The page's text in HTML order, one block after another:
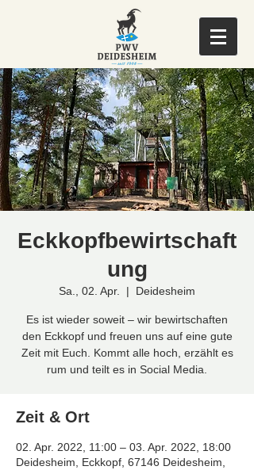
Eckkopfbewirtschaft
ung
Sa., 02. Apr.
  |
Deidesheim
Es ist wieder soweit – wir bewirtschaften
den Eckkopf und freuen uns auf eine gute
Zeit mit Euch. Kommt alle hoch, erzählt es
rum und teilt es in Social Media.
Zeit & Ort
02. Apr. 2022, 11:00 – 03. Apr. 2022, 18:00
Deidesheim, Eckkopf, 67146 Deidesheim,